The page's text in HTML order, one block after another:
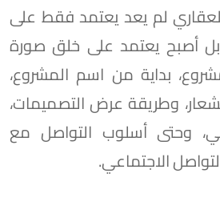
لم يعد يعتمد فقط على
بل أصبح يعتمد على خلق صورة
بداية من اسم المشروع،
وطريقة عرض التصميمات،
وحتى أسلوب التواصل مع
الاجتماعي.